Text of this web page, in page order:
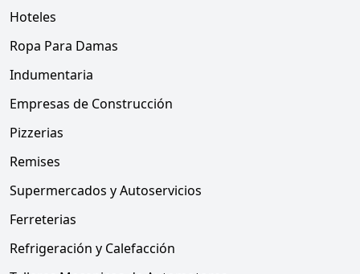
Hoteles
Ropa Para Damas
Indumentaria
Empresas de Construcción
Pizzerias
Remises
Supermercados y Autoservicios
Ferreterias
Refrigeración y Calefacción